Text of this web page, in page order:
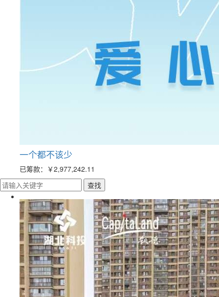
一个都不该少
已筹款： ￥2,977,242.11